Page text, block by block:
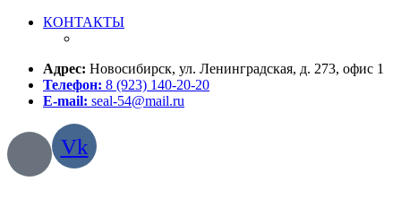
КОНТАКТЫ
Адрес: Новосибирск, ул. Ленинградская, д. 273, офис 1
Телефон: 8 (923) 140-20-20
E-mail: seal-54@mail.ru
Vk